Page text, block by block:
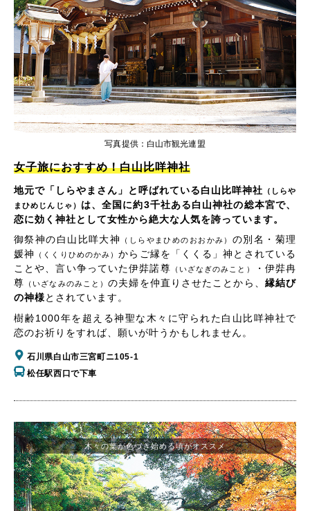
女子旅におすすめ！白山比咩神社
地元で「しらやまさん」と呼ばれている白山比咩神社 （しらや
まひめじんじゃ） は、全国に約3千社ある白山神社の総本宮で、
恋に効く神社として女性から絶大な人気を誇っています。
御祭神の白山比咩大神
（しらやまひめのおおかみ） の別名・菊理
媛神
（くくりひめのかみ）からご縁を「くくる」神とされている
ことや、言い争っていた伊弉諾尊 （いざなぎのみこと）
・伊弉冉
尊 （いざなみのみこと）の夫婦を仲直りさせたことから、 縁結び
の神様とされています。
樹齢1000年を超える神聖な木々に守られた白山比咩神社で
恋のお祈りをすれば、願いが叶うかもしれません。
石川県白山市三宮町ニ105-1
松任駅西口で下車
写真提供：白山市観光連盟
木々の葉が色づき始める頃がオススメ